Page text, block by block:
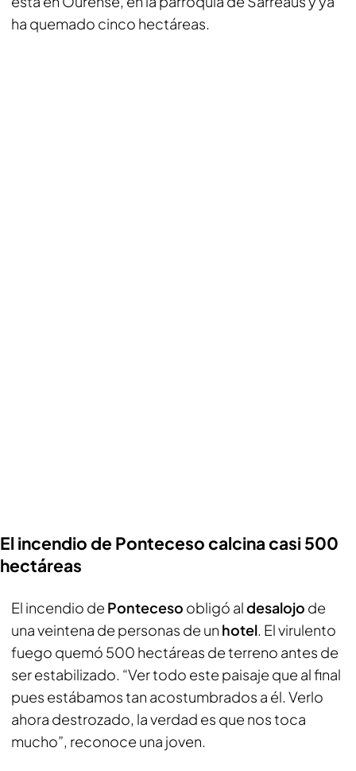
ha quemado cinco hectáreas.
El incendio de Ponteceso calcina casi 500
hectáreas
El incendio de Ponteceso obligó aldesalojo de
una veintena de personas de un hotel. El virulento
fuego quemó 500 hectáreas de terreno antes de
ser estabilizado. “Ver todo este paisaje que al final
pues estábamos tan acostumbrados a él. Verlo
ahora destrozado, la verdad es que nos toca
mucho”, reconoce una joven.